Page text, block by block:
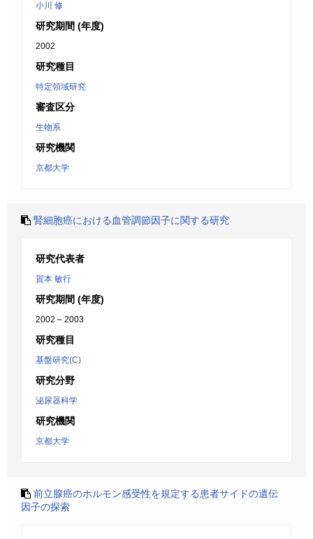
小川 修
研究期間 (年度)
2002
研究種目
特定領域研究
審査区分
生物系
研究機関
京都大学
腎細胞癌における血管調節因子に関する研究
研究代表者
賀本 敏行
研究期間 (年度)
2002 – 2003
研究種目
基盤研究(C)
研究分野
泌尿器科学
研究機関
京都大学
前立腺癌のホルモン感受性を規定する患者サイドの遺伝
因子の探索